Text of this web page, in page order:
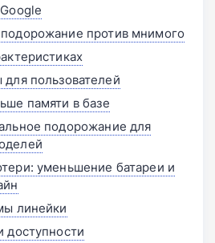
против мнимого
пользователей
памяти в базе
подорожание для
уменьшение батареи и
линейки
доступности